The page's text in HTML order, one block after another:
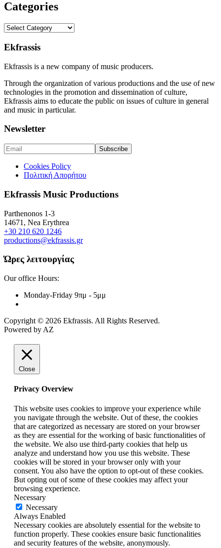
Categories
Categories
Ekfrassis
Ekfrassis is a new company of music producers.
Through the organization of various productions and the use of new
technologies in the promotion and dissemination of culture,
Ekfrassis aims to educate the public on issues of culture in general
and music in particular.
Newsletter
Cookies Policy
Πολιτική Απορήτου
Ekfrassis Music Productions
Parthenonos 1-3
14671, Nea Erythrea
+30 210 620 1246
productions@ekfrassis.gr
Ώρες λειτουργίας
Our office Hours:
Monday-Friday 9πμ - 5μμ
Copyright © 2026 Ekfrassis. All Rights Reserved.
Powered by AZ
Close
Privacy Overview
This website uses cookies to improve your experience while
you navigate through the website. Out of these, the cookies
that are categorized as necessary are stored on your browser
as they are essential for the working of basic functionalities of
the website. We also use third-party cookies that help us
analyze and understand how you use this website. These
cookies will be stored in your browser only with your
consent. You also have the option to opt-out of these cookies.
But opting out of some of these cookies may affect your
browsing experience.
Necessary
Necessary
Always Enabled
Necessary cookies are absolutely essential for the website to
function properly. These cookies ensure basic functionalities
and security features of the website, anonymously.